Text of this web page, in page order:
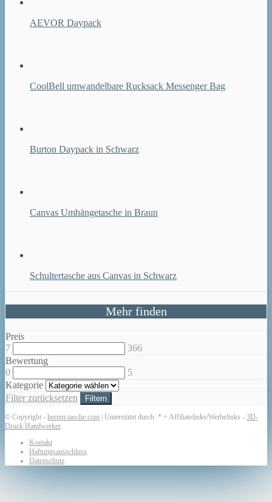
AEVOR Daypack
CoolBell umwandelbare Rucksack Messenger Bag
Burton Daypack in Schwarz
Canvas Umhängetasche in Braun
Schultertasche aus Canvas in Schwarz
Mehr finden
Preis
7
366
Bewertung
0
5
Kategorie
Filter zurücksetzen
Filtern
© Copyright - herren-tasche.com | Unterstützt durch: * = Affiliatelinks/Werbelinks - 3D-
Druck Handwerker
Kontakt
Haftungsausschluss
Datenschutz